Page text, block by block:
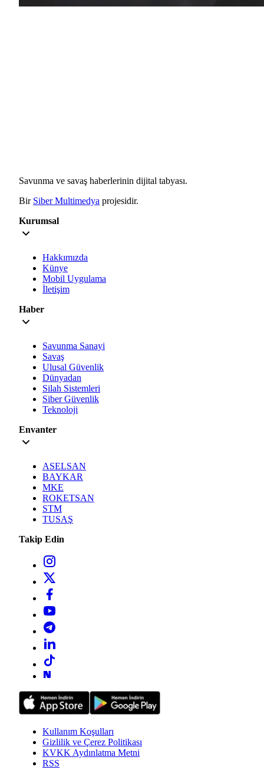
Savunma ve savaş haberlerinin dijital tabyası.
Bir Siber Multimedya projesidir.
Kurumsal
Hakkımızda
Künye
Mobil Uygulama
İletişim
Haber
Savunma Sanayi
Savaş
Ulusal Güvenlik
Dünyadan
Silah Sistemleri
Siber Güvenlik
Teknoloji
Envanter
ASELSAN
BAYKAR
MKE
ROKETSAN
STM
TUSAŞ
Takip Edin
Kullanım Koşulları
Gizlilik ve Çerez Politikası
KVKK Aydınlatma Metni
RSS